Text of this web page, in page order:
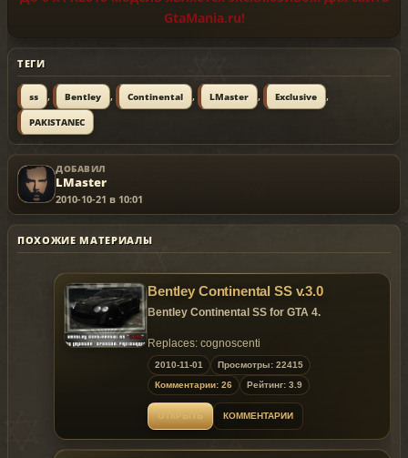
GtaMania.ru!
ТЕГИ
ss , Bentley , Continental , LMaster , Exclusive ,
PAKISTANEC
ДОБАВИЛ
LMaster
2010-10-21 в 10:01
ПОХОЖИЕ МАТЕРИАЛЫ
Bentley Continental SS v.3.0
Bentley Continental SS for GTA 4.
Replaces: cognoscenti
~ GTAMANIA EXCLUSIVE
Until 07.11.2010 model is exclusive to the
siteGtaMania.ru
2010-11-01
Просмотры: 22415
Комментарии: 26
Рейтинг: 3.9
КОММЕНТАРИИ